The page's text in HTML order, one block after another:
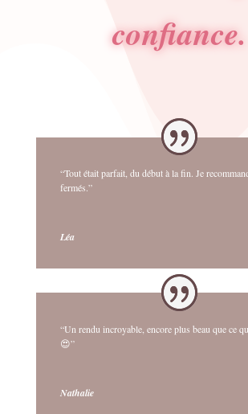
confiance.
“Tout était parfait, du début à la fin. Je
fermés.”
Léa
“Un rendu incroyable, encore plus beau que ce
😍”
Nathalie